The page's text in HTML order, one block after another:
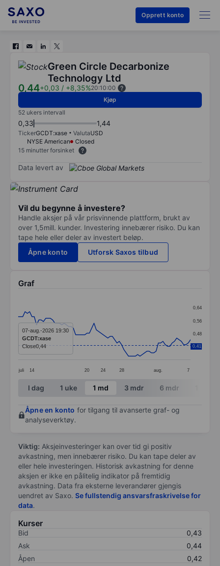
Opprett konto
Green Circle Decarbonize
Technology Ltd
0,44+0,03 / +8,35%20:10:00
Kjøp
52 ukers intervall
0,33 1,44
TickerGCDT:xase ValutaUSD
NYSE American
Closed
15 minutter forsinket
Data levert av
Vil du begynne å investere?
Handle aksjer på vår prisvinnende plattform, brukt av
over 1,5mill. kunder. Investering innebærer risiko. Du kan
tape hele eller deler av investert beløp.
Åpne konto
Utforsk Saxos tilbud
Graf
Line chart with 76 data points.
The chart has 1 X axis displaying categories.
The chart has 1 Y axis displaying values. Data
juli 14 20 24 28 aug. 7
0,40
0,48
0,56
0,64
0,41
07-aug.-2026 19:30
GCDT:xase
Close0,44
End of interactive chart.
I dag 1 uke 1 md 3 mdr 6 mdr
Åpne en konto for tilgang til avanserte graf- og
analyseverktøy.
Viktig: Aksjeinvesteringer kan over tid gi positiv
avkastning, men innebærer risiko. Du kan tape deler av
eller hele investeringen. Historisk avkastning for denne
aksjen er ikke en pålitelig indikator på fremtidig
avkastning. Data fra eksterne leverandører gjengis
uendret av Saxo. Se fullstendig ansvarsfraskrivelse for
data.
Kurser
Bid
0,43
Ask
0,44
Åpen
0,42